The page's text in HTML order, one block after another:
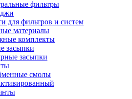
фильтры
для фильтров и систем
материалы
комплекты
засыпки
засыпки
смолы